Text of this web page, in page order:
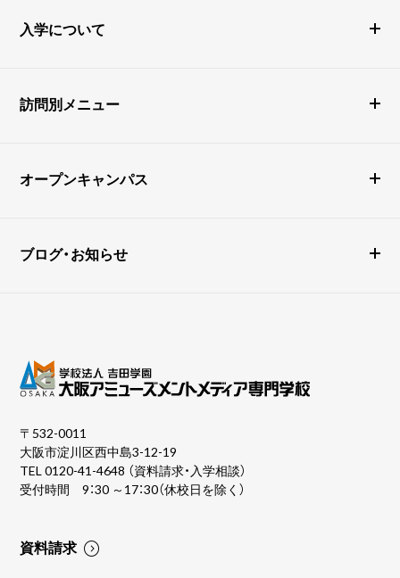
入学について
訪問別メニュー
オープンキャンパス
ブログ・お知らせ
〒532-0011
大阪市淀川区西中島3-12-19
TEL0120-41-4648 （資料請求・入学相談）
受付時間 9：30 ～17：30（休校日を除く）
資料請求